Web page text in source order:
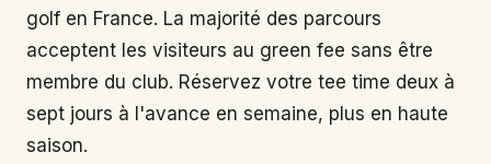
golf en France. La majorité des parcours
acceptent les visiteurs au green fee sans être
membre du club. Réservez votre tee time deux à
sept jours à l'avance en semaine, plus en haute
saison.